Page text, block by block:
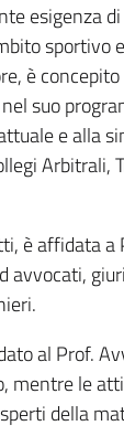
esigenza
sportivo
è
suo
e alla
Arbitrali,
è affidata
al Prof.
mentre le
della